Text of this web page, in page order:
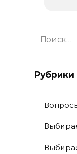
Search
for:
Рубрики